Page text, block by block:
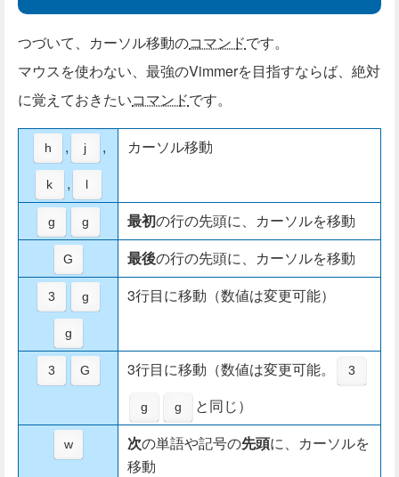
つづいて、カーソル移動のコマンドです。
マウスを使わない、最強のVimmerを目指すならば、絶対
に覚えておきたいコマンドです。
h , j ,
k , l
カーソル移動
g g 最初の行の先頭に、カーソルを移動
G 最後の行の先頭に、カーソルを移動
3 g
g
3行目に移動（数値は変更可能）
3 G 3行目に移動（数値は変更可能。 3
g g と同じ）
w 次の単語や記号の先頭に、カーソルを
移動